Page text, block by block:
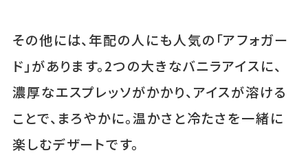
その他には、年配の人にも人気の「アフォガー
ド」があります。2つの大きなバニラアイスに、
濃厚なエスプレッソがかかり、アイスが溶ける
ことで、まろやかに。温かさと冷たさを一緒に
楽しむデザートです。